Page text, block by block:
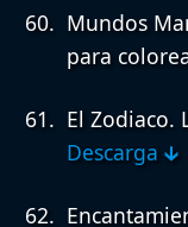
Mundos
para
El Zodiaco.
Descarga 🡳